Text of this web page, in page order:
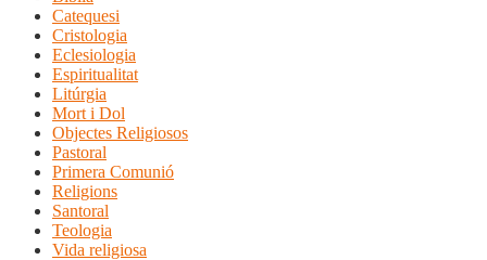
Catequesi
Cristologia
Eclesiologia
Espiritualitat
Litúrgia
Mort i Dol
Objectes Religiosos
Pastoral
Primera Comunió
Religions
Santoral
Teologia
Vida religiosa